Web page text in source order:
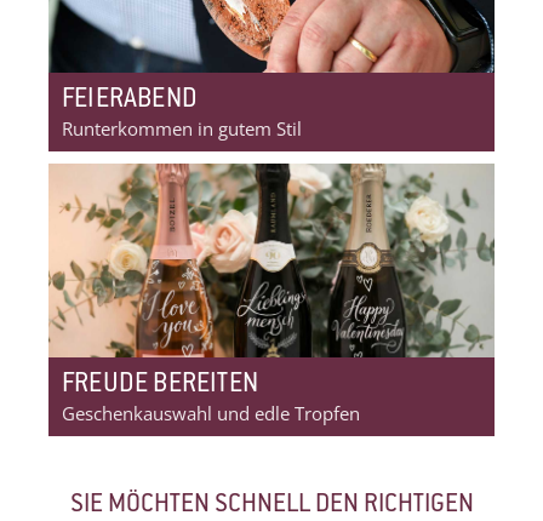
FEIERABEND
Runterkommen in gutem Stil
FREUDE BEREITEN
Geschenkauswahl und edle Tropfen
SIE MÖCHTEN SCHNELL DEN RICHTIGEN